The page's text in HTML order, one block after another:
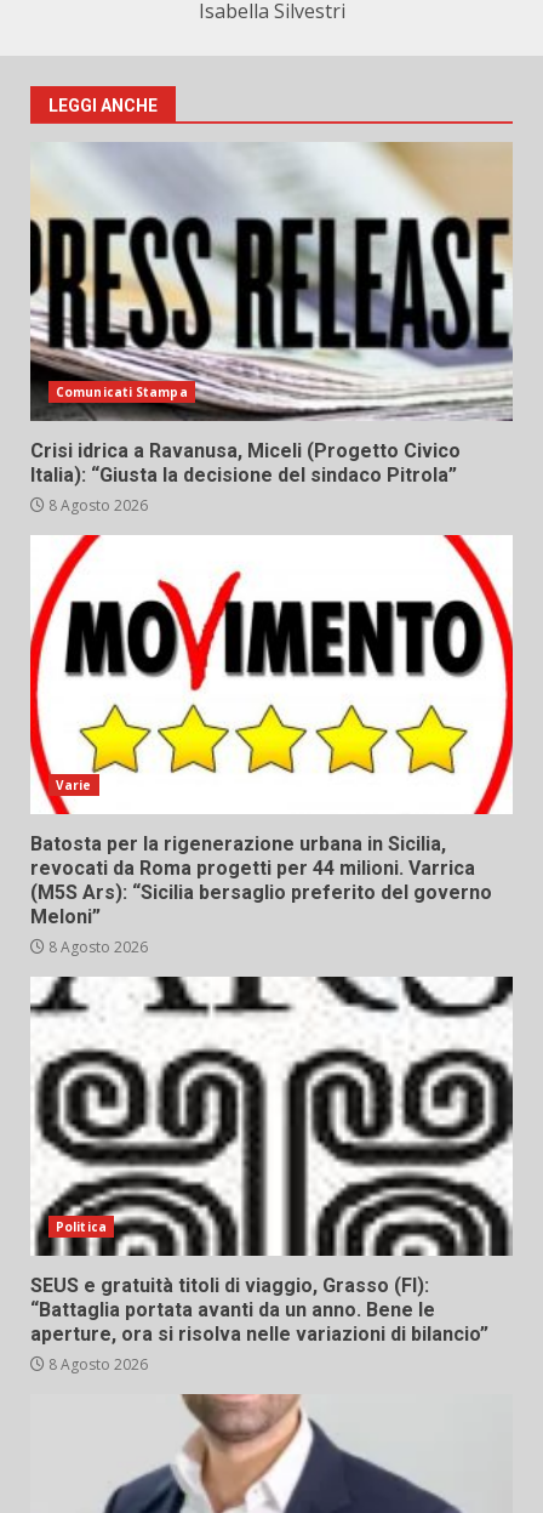
Isabella Silvestri
LEGGI ANCHE
Comunicati Stampa
Crisi idrica a Ravanusa, Miceli (Progetto Civico
Italia): “Giusta la decisione del sindaco Pitrola”
8 Agosto 2026
Varie
Batosta per la rigenerazione urbana in Sicilia,
revocati da Roma progetti per 44 milioni. Varrica
(M5S Ars): “Sicilia bersaglio preferito del governo
Meloni”
8 Agosto 2026
Politica
SEUS e gratuità titoli di viaggio, Grasso (FI):
“Battaglia portata avanti da un anno. Bene le
aperture, ora si risolva nelle variazioni di bilancio”
8 Agosto 2026